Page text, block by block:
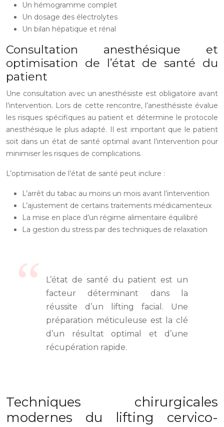
Un hémogramme complet
Un dosage des électrolytes
Un bilan hépatique et rénal
Consultation anesthésique et
optimisation de l’état de santé du
patient
Une consultation avec un anesthésiste est obligatoire avant
l’intervention. Lors de cette rencontre, l’anesthésiste évalue
les risques spécifiques au patient et détermine le protocole
anesthésique le plus adapté. Il est important que le patient
soit dans un état de santé optimal avant l’intervention pour
minimiser les risques de complications.
L’optimisation de l’état de santé peut inclure :
L’arrêt du tabac au moins un mois avant l’intervention
L’ajustement de certains traitements médicamenteux
La mise en place d’un régime alimentaire équilibré
La gestion du stress par des techniques de relaxation
L’état de santé du patient est un
facteur déterminant dans la
réussite d’un lifting facial. Une
préparation méticuleuse est la clé
d’un résultat optimal et d’une
récupération rapide.
Techniques chirurgicales
modernes du lifting cervico-